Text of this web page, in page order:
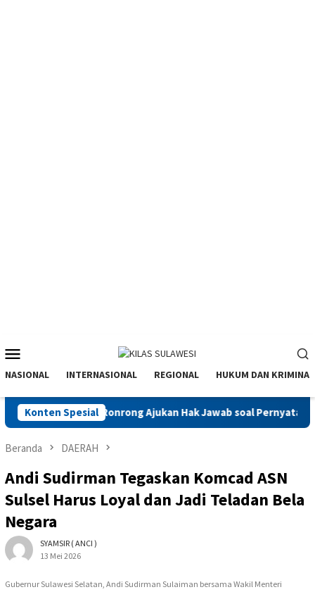
Mobile
NASIONAL INTERNASIONAL REGIONAL HUKUM DAN KRIMINAL
Konten Spesial
Dollah Daeng Ronrong Ajukan Hak Jawab soal Pernyataan
Beranda DAERAH
Andi Sudirman Tegaskan Komcad ASN
Sulsel Harus Loyal dan Jadi Teladan Bela
Negara
SYAMSIR ( ANCI )
13 Mei 2026
Gubernur Sulawesi Selatan, Andi Sudirman Sulaiman bersama Wakil Menteri